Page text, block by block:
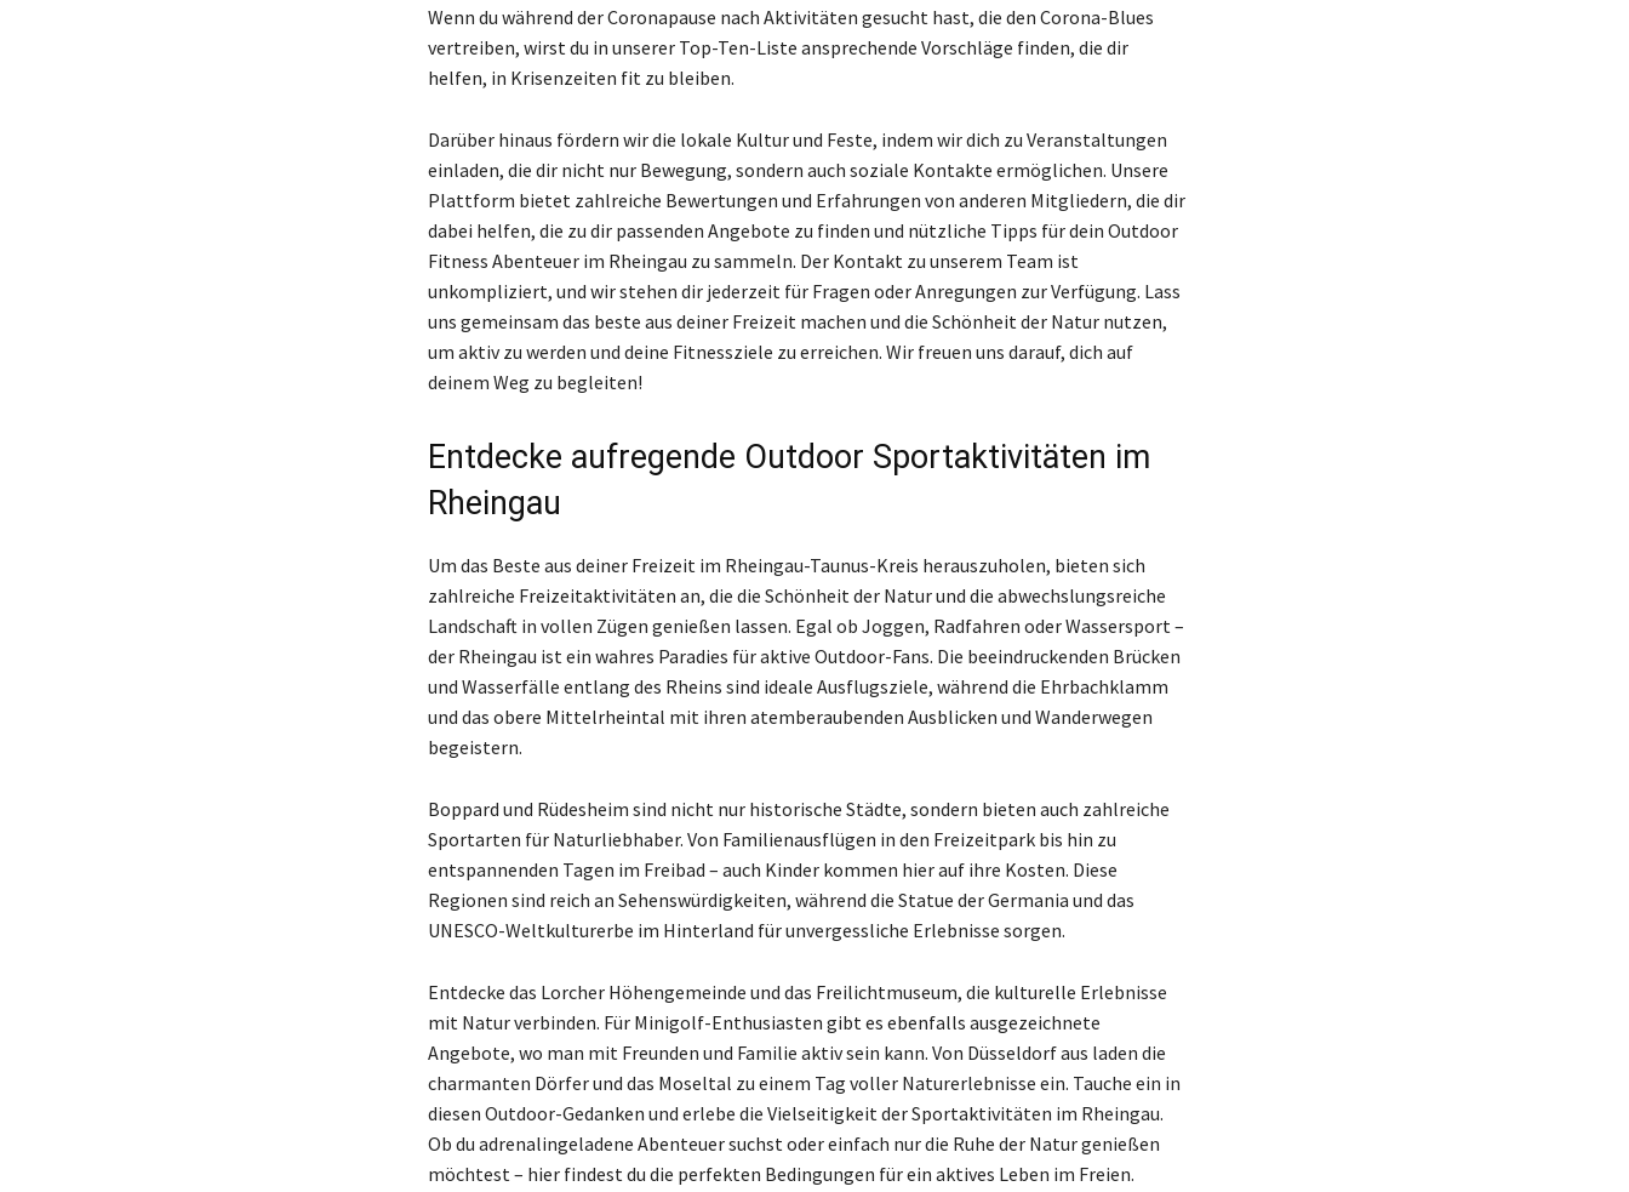
Wenn du während der Coronapause nach Aktivitäten gesucht hast, die den Corona-Blues
vertreiben, wirst du in unserer Top-Ten-Liste ansprechende Vorschläge finden, die dir
helfen, in Krisenzeiten fit zu bleiben.
Darüber hinaus fördern wir die lokale Kultur und Feste, indem wir dich zu Veranstaltungen
einladen, die dir nicht nur Bewegung, sondern auch soziale Kontakte ermöglichen. Unsere
Plattform bietet zahlreiche Bewertungen und Erfahrungen von anderen Mitgliedern, die dir
dabei helfen, die zu dir passenden Angebote zu finden und nützliche Tipps für dein Outdoor
Fitness Abenteuer im Rheingau zu sammeln. Der Kontakt zu unserem Team ist
unkompliziert, und wir stehen dir jederzeit für Fragen oder Anregungen zur Verfügung. Lass
uns gemeinsam das beste aus deiner Freizeit machen und die Schönheit der Natur nutzen,
um aktiv zu werden und deine Fitnessziele zu erreichen. Wir freuen uns darauf, dich auf
deinem Weg zu begleiten!
Entdecke aufregende Outdoor Sportaktivitäten im
Rheingau
Um das Beste aus deiner Freizeit im Rheingau-Taunus-Kreis herauszuholen, bieten sich
zahlreiche Freizeitaktivitäten an, die die Schönheit der Natur und die abwechslungsreiche
Landschaft in vollen Zügen genießen lassen. Egal ob Joggen, Radfahren oder Wassersport –
der Rheingau ist ein wahres Paradies für aktive Outdoor-Fans. Die beeindruckenden Brücken
und Wasserfälle entlang des Rheins sind ideale Ausflugsziele, während die Ehrbachklamm
und das obere Mittelrheintal mit ihren atemberaubenden Ausblicken und Wanderwegen
begeistern.
Boppard und Rüdesheim sind nicht nur historische Städte, sondern bieten auch zahlreiche
Sportarten für Naturliebhaber. Von Familienausflügen in den Freizeitpark bis hin zu
entspannenden Tagen im Freibad – auch Kinder kommen hier auf ihre Kosten. Diese
Regionen sind reich an Sehenswürdigkeiten, während die Statue der Germania und das
UNESCO-Weltkulturerbe im Hinterland für unvergessliche Erlebnisse sorgen.
Entdecke das Lorcher Höhengemeinde und das Freilichtmuseum, die kulturelle Erlebnisse
mit Natur verbinden. Für Minigolf-Enthusiasten gibt es ebenfalls ausgezeichnete
Angebote, wo man mit Freunden und Familie aktiv sein kann. Von Düsseldorf aus laden die
charmanten Dörfer und das Moseltal zu einem Tag voller Naturerlebnisse ein. Tauche ein in
diesen Outdoor-Gedanken und erlebe die Vielseitigkeit der Sportaktivitäten im Rheingau.
Ob du adrenalingeladene Abenteuer suchst oder einfach nur die Ruhe der Natur genießen
möchtest – hier findest du die perfekten Bedingungen für ein aktives Leben im Freien.